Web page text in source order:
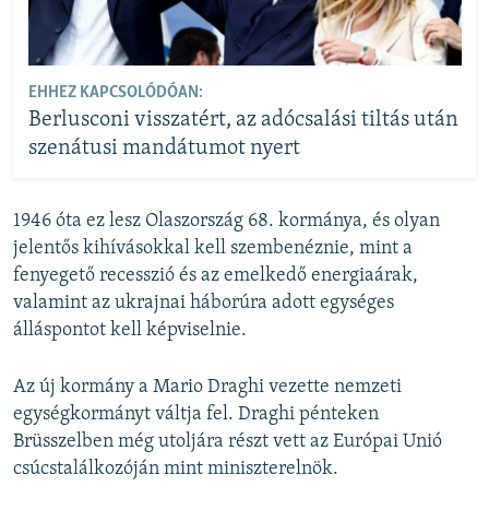
EHHEZ KAPCSOLÓDÓAN:
Berlusconi visszatért, az adócsalási tiltás után
szenátusi mandátumot nyert
1946 óta ez lesz Olaszország 68. kormánya, és olyan
jelentős kihívásokkal kell szembenéznie, mint a
fenyegető recesszió és az emelkedő energiaárak,
valamint az ukrajnai háborúra adott egységes
álláspontot kell képviselnie.
Az új kormány a Mario Draghi vezette nemzeti
egységkormányt váltja fel. Draghi pénteken
Brüsszelben még utoljára részt vett az Európai Unió
csúcstalálkozóján mint miniszterelnök.